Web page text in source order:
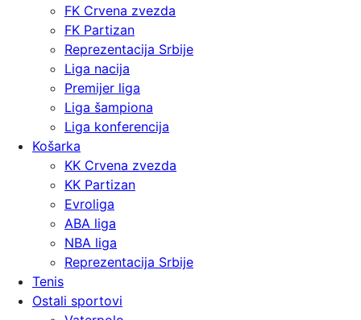
FK Crvena zvezda
FK Partizan
Reprezentacija Srbije
Liga nacija
Premijer liga
Liga šampiona
Liga konferencija
Košarka
KK Crvena zvezda
KK Partizan
Evroliga
ABA liga
NBA liga
Reprezentacija Srbije
Tenis
Ostali sportovi